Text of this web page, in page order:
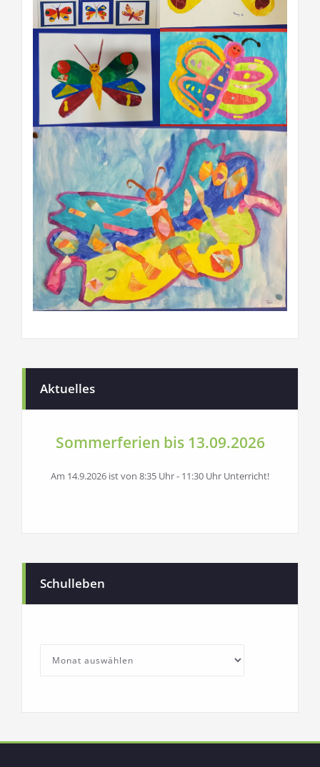
Aktuelles
Sommerferien bis 13.09.2026
Am 14.9.2026 ist von 8:35 Uhr - 11:30 Uhr Unterricht!
Schulleben